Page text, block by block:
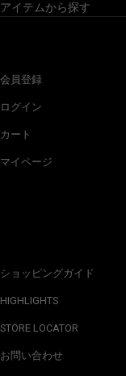
アイテムから探す
会員登録
ログイン
カート
マイページ
ショッピングガイド
HIGHLIGHTS
STORE LOCATOR
お問い合わせ